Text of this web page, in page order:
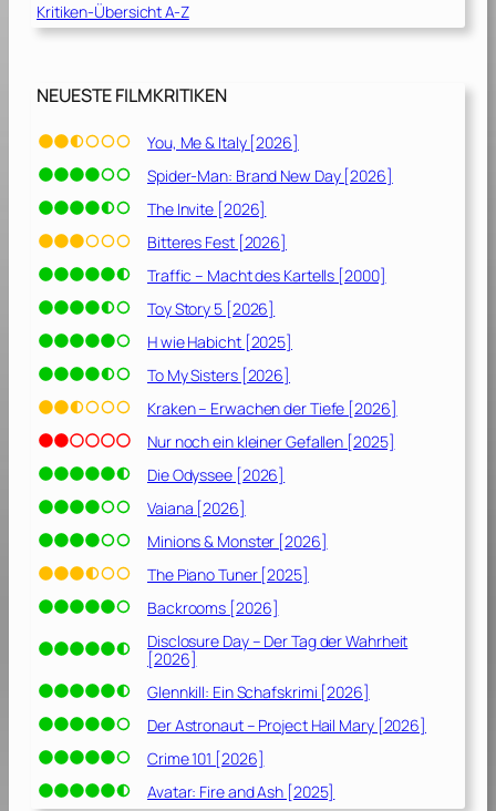
Kritiken-Übersicht A-Z
NEUESTE FILMKRITIKEN
You, Me & Italy [2026]
Spider-Man: Brand New Day [2026]
The Invite [2026]
Bitteres Fest [2026]
Traffic – Macht des Kartells [2000]
Toy Story 5 [2026]
H wie Habicht [2025]
To My Sisters [2026]
Kraken – Erwachen der Tiefe [2026]
Nur noch ein kleiner Gefallen [2025]
Die Odyssee [2026]
Vaiana [2026]
Minions & Monster [2026]
The Piano Tuner [2025]
Backrooms [2026]
Disclosure Day – Der Tag der Wahrheit
[2026]
Glennkill: Ein Schafskrimi [2026]
Der Astronaut – Project Hail Mary [2026]
Crime 101 [2026]
Avatar: Fire and Ash [2025]